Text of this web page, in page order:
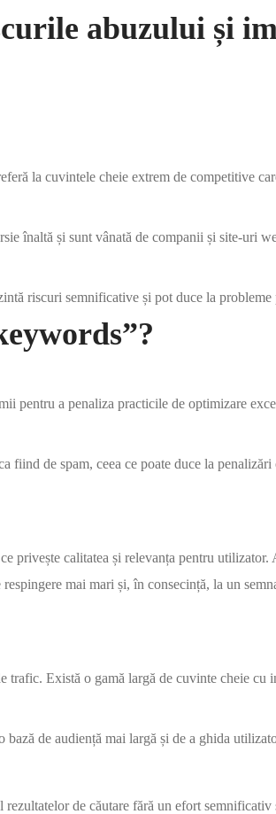
abuzului și
la cuvintele cheie extrem de competitive
înaltă și sunt vânată de companii și site-uri
riscuri semnificative și pot duce la
pentru a penaliza practicile de optimizare
fiind de spam, ceea ce poate duce la
privește calitatea și relevanța pentru
mai mari și, în consecință, la un
Există o gamă largă de cuvinte cheie cu
de audiență mai largă și de a ghida
de căutare fără un efort semnificativ